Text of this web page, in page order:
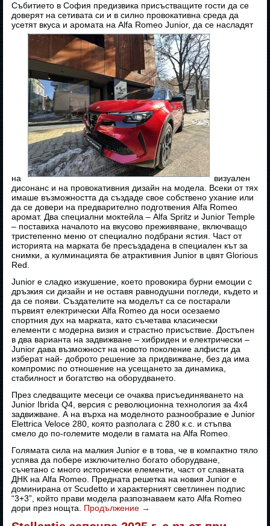
Събитието в София предизвика присъстващите гости да се
доверят на сетивата си и в силно провокативна среда да
усетят вкуса и аромата на Alfa Romeo Junior, да се насладят
на
визуален
дисонанс и на провокативния дизайн на модела. Всеки от тях
имаше възможността да създаде свое собствено ухание или
да се довери на предварително подготвения Alfa Romeo
аромат. Два специални моктейла – Alfa Spritz и Junior Temple
– поставиха началото на вкусово преживяване, включващо
тристепенно меню от специално подбрани ястия. Част от
историята на марката бе пресъздадена в специален кът за
снимки, а кулминацията бе атрактивния Junior в цвят Glorious
Red.
Junior е сладко изкушение, което провокира бурни емоции с
дръзкия си дизайн и не оставя равнодушни погледи, където и
да се появи. Създателите на моделът са се постарали
първият електрически Alfa Romeo да носи осезаемо
спортния дух на марката, като съчетава класически
елементи с модерна визия и страстно присъствие. Достъпен
в два варианта на задвижване – хибриден и електрически –
Junior дава възможност на новото поколение алфисти да
изберат най- доброто решение за придвижване, без да има
компромис по отношение на усещането за динамика,
стабилност и богатство на оборудването.
През следващите месеци се очаква присъединяването на
Junior Ibrida Q4, версия с революционна технология за 4х4
задвижване. А на върха на моделното разнообразие е Junior
Elettrica Veloce 280, която разполага с 280 к.с. и стъпва
смело до по-големите модели в гамата на Alfa Romeo.
Голямата сила на малкия Junior е в това, че в компактно тяло
успява да побере изключително богато оборудване,
съчетано с много исторически елементи, част от славната
ДНК на Alfa Romeo. Предната решетка на новия Junior е
доминирана от Scudetto и характерният светлинен подпис
“3+3”, който прави модела разпознаваем като Alfa Romeo
дори през нощта. Продължение →